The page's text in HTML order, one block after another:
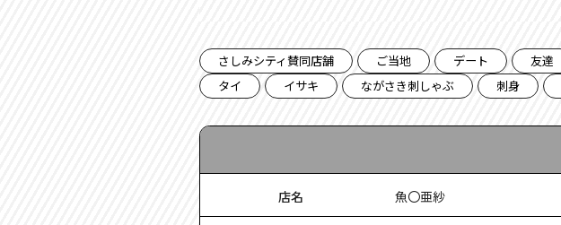
さしみシティ賛同店舗 ご当地 デート 友達
タイ
イサキ ながさき刺しゃぶ 刺身
店名 魚〇亜紗